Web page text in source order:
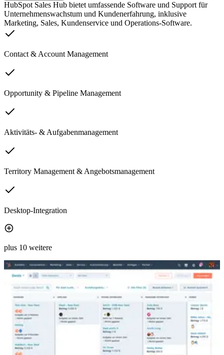
HubSpot Sales Hub bietet umfassende Software und Support für
Unternehmenswachstum und Kundenerfahrung, inklusive
Marketing, Sales, Kundenservice und Operations-Software.
Contact & Account Management
Opportunity & Pipeline Management
Aktivitäts- & Aufgabenmanagement
Territory Management & Angebotsmanagement
Desktop-Integration
plus 10 weitere